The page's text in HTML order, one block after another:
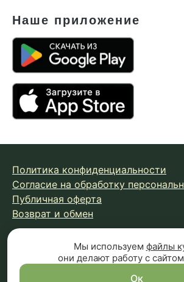
Наше приложение
Политика конфиденциальности
Согласие на обработку
Публичная оферта
Возврат и обмен
© 2026 Fungiline — зарегистрированная
Копирование материалов с сайта
Вся информация на сайте носит
Мы используем файлы
они делают работу с
Ок